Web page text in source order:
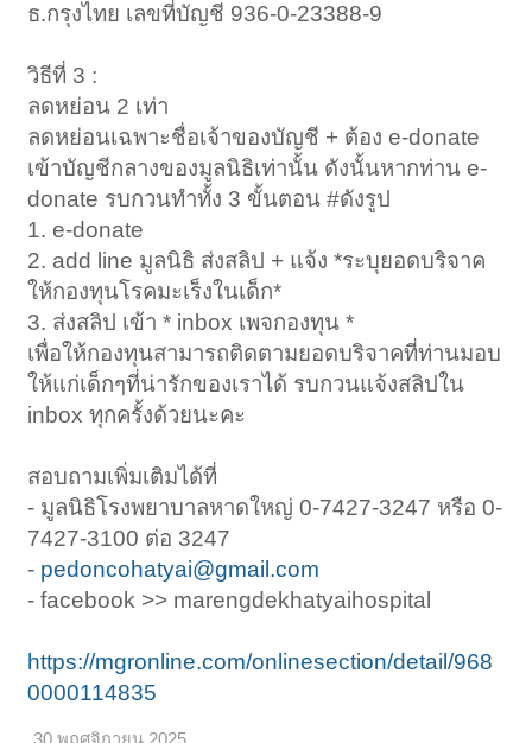
ธ.กรุงไทย เลขที่บัญชี 936-0-23388-9
วิธีที่ 3 :
ลดหย่อน 2 เท่า
ลดหย่อนเฉพาะชื่อเจ้าของบัญชี + ต้อง e-donate
เข้าบัญชีกลางของมูลนิธิเท่านั้น ดังนั้นหากท่าน e-
donate รบกวนทำทั้ง 3 ขั้นตอน #ดังรูป
1. e-donate
2. add line มูลนิธิ ส่งสลิป + แจ้ง *ระบุยอดบริจาค
ให้กองทุนโรคมะเร็งในเด็ก*
3. ส่งสลิป เข้า * inbox เพจกองทุน *
เพื่อให้กองทุนสามารถติดตามยอดบริจาคที่ท่านมอบ
ให้แก่เด็กๆที่น่ารักของเราได้ รบกวนแจ้งสลิปใน
inbox ทุกครั้งด้วยนะคะ
สอบถามเพิ่มเติมได้ที่
- มูลนิธิโรงพยาบาลหาดใหญ่ 0-7427-3247 หรือ 0-
7427-3100 ต่อ 3247
- pedoncohatyai@gmail.com
- facebook >> marengdekhatyaihospital
https://mgronline.com/onlinesection/detail/968
0000114835